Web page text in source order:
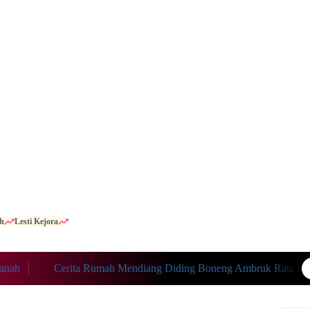
Lesti Kejora
Cerita Rumah Mendiang Diding Boneng Ambruk Rata